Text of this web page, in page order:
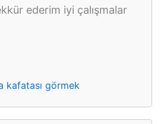
ederim iyi çalışmalar
kafatası görmek